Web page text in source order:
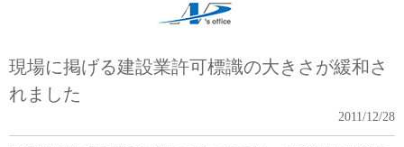
現場に掲げる建設業許可標識の大きさが緩和さ
れました
2011/12/28